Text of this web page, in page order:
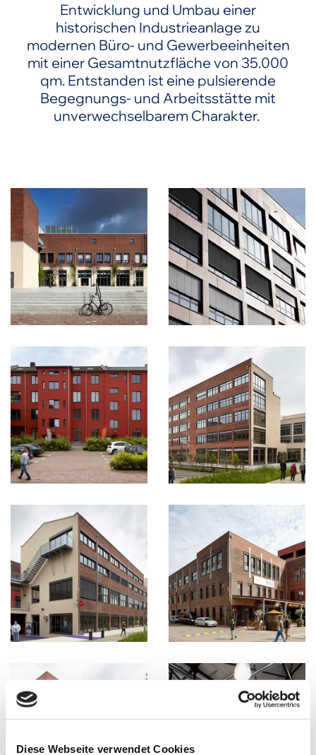
Diese Webseite verwendet Cookies
Entwicklung und Umbau einer
historischen Industrieanlage zu
modernen Büro- und Gewerbeeinheiten
mit einer Gesamtnutzfläche von 35.000
qm. Entstanden ist eine pulsierende
Begegnungs- und Arbeitsstätte mit
unverwechselbarem Charakter.